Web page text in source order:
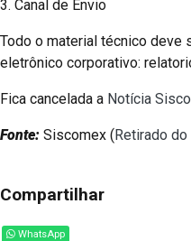
3. Canal de Envio
Todo o material técnico deve
eletrônico corporativo:
Fica cancelada a Notícia
Fonte: Siscomex (Retirado
Compartilhar
WhatsApp